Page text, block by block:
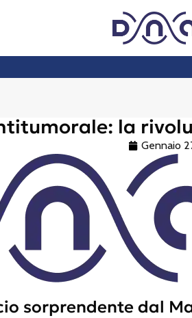
la
Gennaio
sorprendente dal